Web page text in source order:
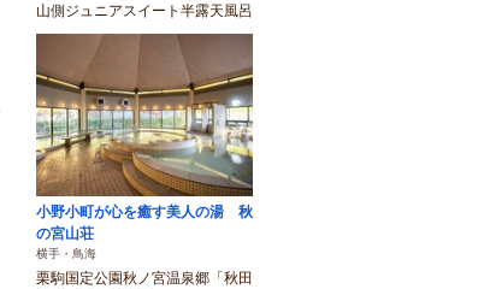
山側ジュニアスイート半露天風呂
小野小町が心を癒す美人の湯 秋
の宮山荘
横手・鳥海
栗駒国定公園秋ノ宮温泉郷「秋田